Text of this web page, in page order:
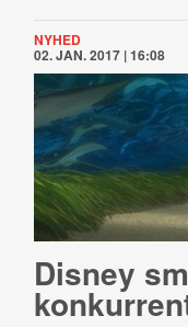
NYHED
02. JAN. 2017 | 16:08
Disney